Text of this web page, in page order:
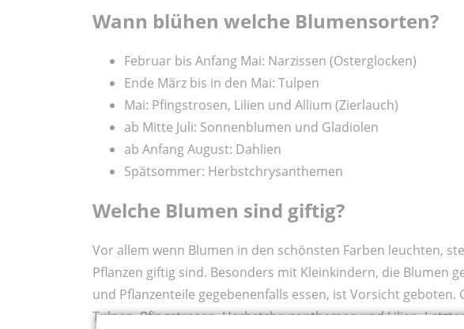
Wann blühen welche Blumensorten?
Februar bis Anfang Mai: Narzissen (Osterglocken)
Ende März bis in den Mai: Tulpen
Mai: Pfingstrosen, Lilien und Allium (Zierlauch)
ab Mitte Juli: Sonnenblumen und Gladiolen
ab Anfang August: Dahlien
Spätsommer: Herbstchrysanthemen
Welche Blumen sind giftig?
Vor allem wenn Blumen in den schönsten Farben leuchten,
Pflanzen giftig sind. Besonders mit Kleinkindern, die Blumen
und Pflanzenteile gegebenenfalls essen, ist Vorsicht geboten.
Tulpen, Pfingstrosen, Herbstchrysanthemen und Lilien.